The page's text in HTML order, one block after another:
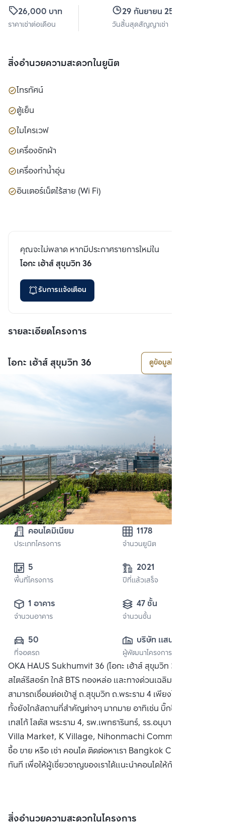
26,000 บาท
ราคาเช่าต่อเดือน
29 กันยายน 2569
วันสิ้นสุดสัญญาเช่า
สิ่งอำนวยความสะดวกในยูนิต
โทรทัศน์
ตู้เย็น
ไมโครเวฟ
เครื่องซักผ้า
เครื่องทำน้ำอุ่น
อินเตอร์เน็ตไร้สาย (Wi Fi)
คุณจะไม่พลาด หากมีประกาศรายการใหม่ใน
โอกะ เฮ้าส์ สุขุมวิท 36
รับการแจ้งเตือน
รายละเอียดโครงการ
โอกะ เฮ้าส์ สุขุมวิท 36 ดูข้อมูลโครงการ
คอนโดมิเนียม
ประเภทโครงการ
1178
จำนวนยูนิต
พื้นที่โครงการ
2021
ปีที่แล้วเสร็จ
1 อาคาร
จำนวนอาคาร
47 ชั้น
จำนวนชั้น
50
ที่จอดรถ
บริษัท แสนสิริ
จำกัด (มหาชน)
ผู้พัฒนาโครงการ
OKA HAUS Sukhumvit 36 (โอกะ เฮ้าส์ สุขุมวิท 36) คอนโด
สไตล์รีสอร์ท ใกล้ BTS ทองหล่อ และทางด่วนเฉลิมมหานคร
สามารถเชื่อมต่อเข้าสู่ ถ.สุขุมวิท ถ.พระราม 4 เพียงไม่กี่นาที อีก
ทั้งยังใกล้สถานที่สำคัญต่างๆ มากมาย อาทิเช่น บิ๊กซี พระราม 4
เทสโก้ โลตัส พระราม 4, รพ.เพทธารินทร์, รร.อนุบาลบ้านรัก,
Villa Market, K Village, Nihonmachi Community Mall
ซื้อ ขาย หรือ เช่า คอนโด ติดต่อหาเรา Bangkok CitiSmart ได้
ทันที เพื่อให้ผู้เชี่ยวชาญของเราได้แนะนำคอนโดให้กับท่าน
สิ่งอำนวยความสะดวกในโครงการ